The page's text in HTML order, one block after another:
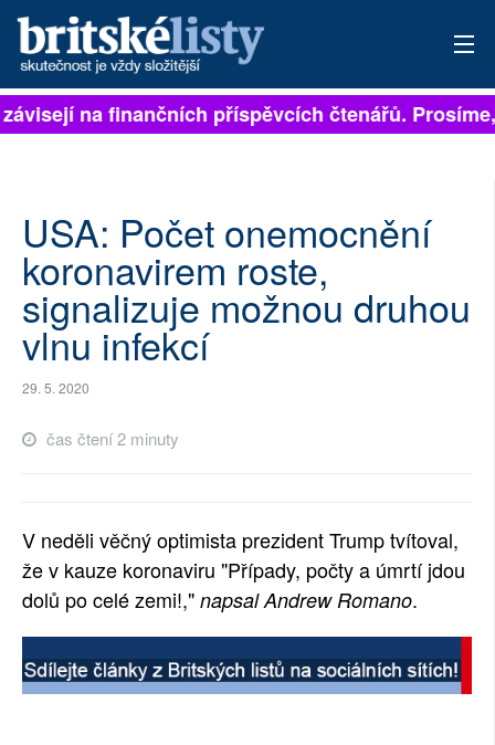
PŘIHLÁSIT
ARCHIV
ROZHOVORY
TÉMATA
RUBRIKY
na finančních příspěvcích čtenářů.
USA: Počet onemocnění
koronavirem roste,
signalizuje možnou druhou
vlnu infekcí
29. 5. 2020
čas čtení 2 minuty
V neděli věčný optimista prezident Trump tvítoval,
že v kauze koronaviru "Případy, počty a úmrtí jdou
dolů po celé zemi!," napsal Andrew Romano.